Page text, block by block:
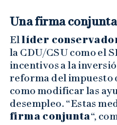
Una firma conjunta
Ellíder
la CDU/CSU como el
incentivos a la
reforma del impuesto
como modificar las
desempleo. “Estas
firma conjunta“,